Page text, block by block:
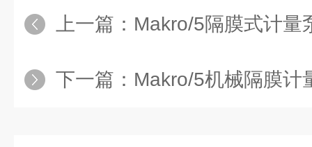
上一篇： Makro/5隔膜式计量
下一篇： Makro/5机械隔膜计